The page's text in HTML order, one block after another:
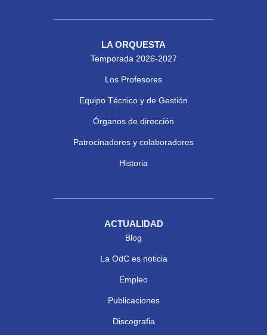
LA ORQUESTA
Temporada 2026-2027
Los Profesores
Equipo Técnico y de Gestión
Órganos de dirección
Patrocinadores y colaboradores
Historia
ACTUALIDAD
Blog
La OdC es noticia
Empleo
Publicaciones
Discografia